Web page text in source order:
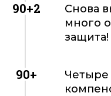
90+2
Снова
много
защита!
90+